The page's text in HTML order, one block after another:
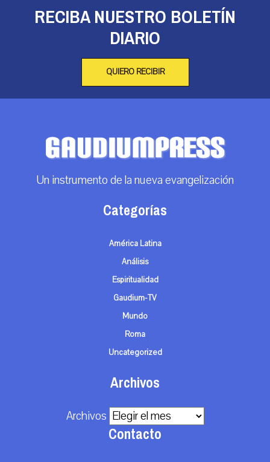
RECIBA NUESTRO BOLETÍN
DIARIO
QUIERO RECIBIR
Un instrumento de la nueva evangelización
Categorías
América Latina
Análisis
Espiritualidad
Gaudium-TV
Mundo
Roma
Uncategorized
Archivos
Archivos
Contacto